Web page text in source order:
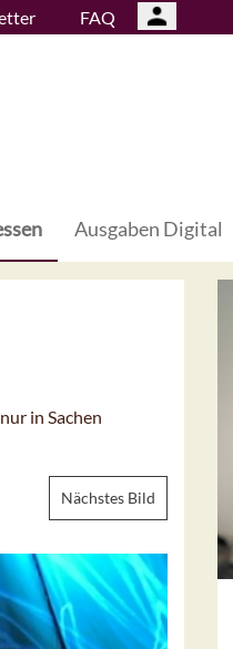
FAQ
Ausgaben Digital
in Sachen
Nächstes Bild